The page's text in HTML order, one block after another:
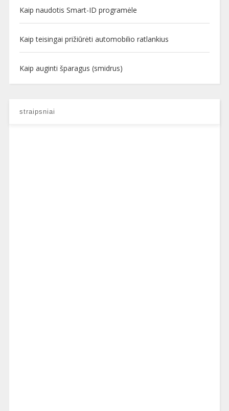
Kaip naudotis Smart-ID programėle
Kaip teisingai prižiūrėti automobilio ratlankius
Kaip auginti šparagus (smidrus)
straipsniai